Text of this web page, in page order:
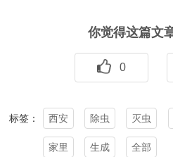
你觉得这篇文
0
标签： 西安 除虫 灭虫
家里 生成 全部